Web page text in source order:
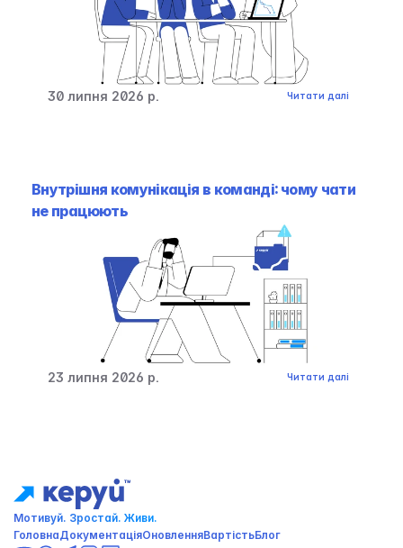
30 липня 2026 р. Читати далі
Внутрішня комунікація в команді: чому чати
не працюють
23 липня 2026 р. Читати далі
Мотивуй. Зростай. Живи.
ГоловнаДокументаціяОновленняВартістьБлог